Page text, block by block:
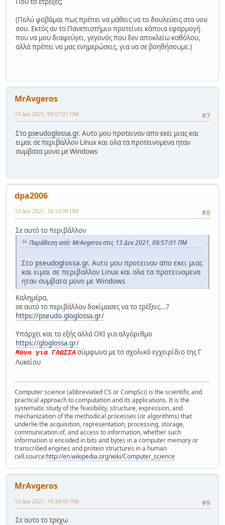
(Πολύ φοβάμαι πως πρέπει να μάθεις να το δουλεύεις στο νου
σου. Εκτός αν το Πανεπιστήμιο προτείνει κάποια εφαρμογή
που να μου διαφεύγει, γεγονός που δεν αποκλείω καθόλου,
αλλά πρέπει να μας ενημερώσεις, για να σε βοηθήσουμε.)
MrAvgeros
#7
13 Δεκ 2021, 09:57:01 ΠΜ
Στο pseudoglossa.gr. Αυτο μου προτειναν απο εκει μιας και
ειμαι σε περιβαλλον Linux και ολα τα προτεινομενα ηταν
συμβατα μονο με Windows
dpa2006
#8
13 Δεκ 2021, 10:15:08 ΠΜ
Σε αυτό το περιβάλλον
Παράθεση από: MrAvgeros στις 13 Δεκ 2021, 09:57:01 ΠΜ
Στο pseudoglossa.gr. Αυτο μου προτειναν απο εκει μιας
και ειμαι σε περιβαλλον Linux και ολα τα προτεινομενα
ηταν συμβατα μονο με Windows
Καλημέρα,
σε αυτό το περιβάλλον δοκίμασες να το τρέξεις...?
https://pseudo.gloglossa.gr/
Υπάρχει και το εξής αλλά ΟΧΙ για αλγόριθμο
https://gloglossa.gr/
Μόνο για ΓΛΩΣΣΑ σύμφωνα με το σχολικό εγχειρίδιο της Γ
Λυκείου
Computer science (abbreviated CS or CompSci) is the scientific and
practical approach to computation and its applications. It is the
systematic study of the feasibility, structure, expression, and
mechanization of the methodical processes (or algorithms) that
underlie the acquisition, representation, processing, storage,
communication of, and access to information, whether such
information is encoded in bits and bytes in a computer memory or
transcribed engines and protein structures in a human
cell.source:http://en.wikipedia.org/wiki/Computer_science
MrAvgeros
#9
13 Δεκ 2021, 10:34:00 ΠΜ
Σε αυτο το τρεχω